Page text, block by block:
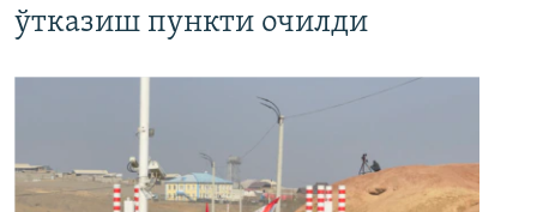
ўтказиш пункти очилди